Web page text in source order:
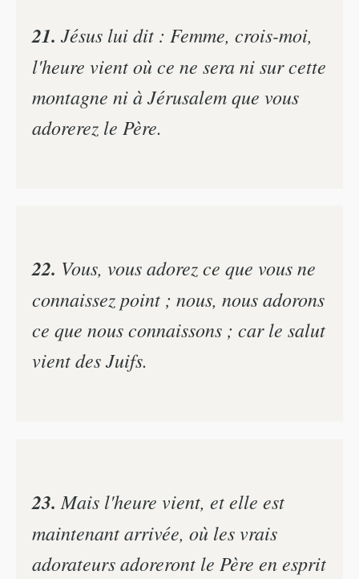
21. Jésus lui dit : Femme, crois-moi,
l'heure vient où ce ne sera ni sur cette
montagne ni à Jérusalem que vous
adorerez le Père.
22. Vous, vous adorez ce que vous ne
connaissez point ; nous, nous adorons
ce que nous connaissons ; car le salut
vient des Juifs.
23. Mais l'heure vient, et elle est
maintenant arrivée, où les vrais
adorateurs adoreront le Père en esprit